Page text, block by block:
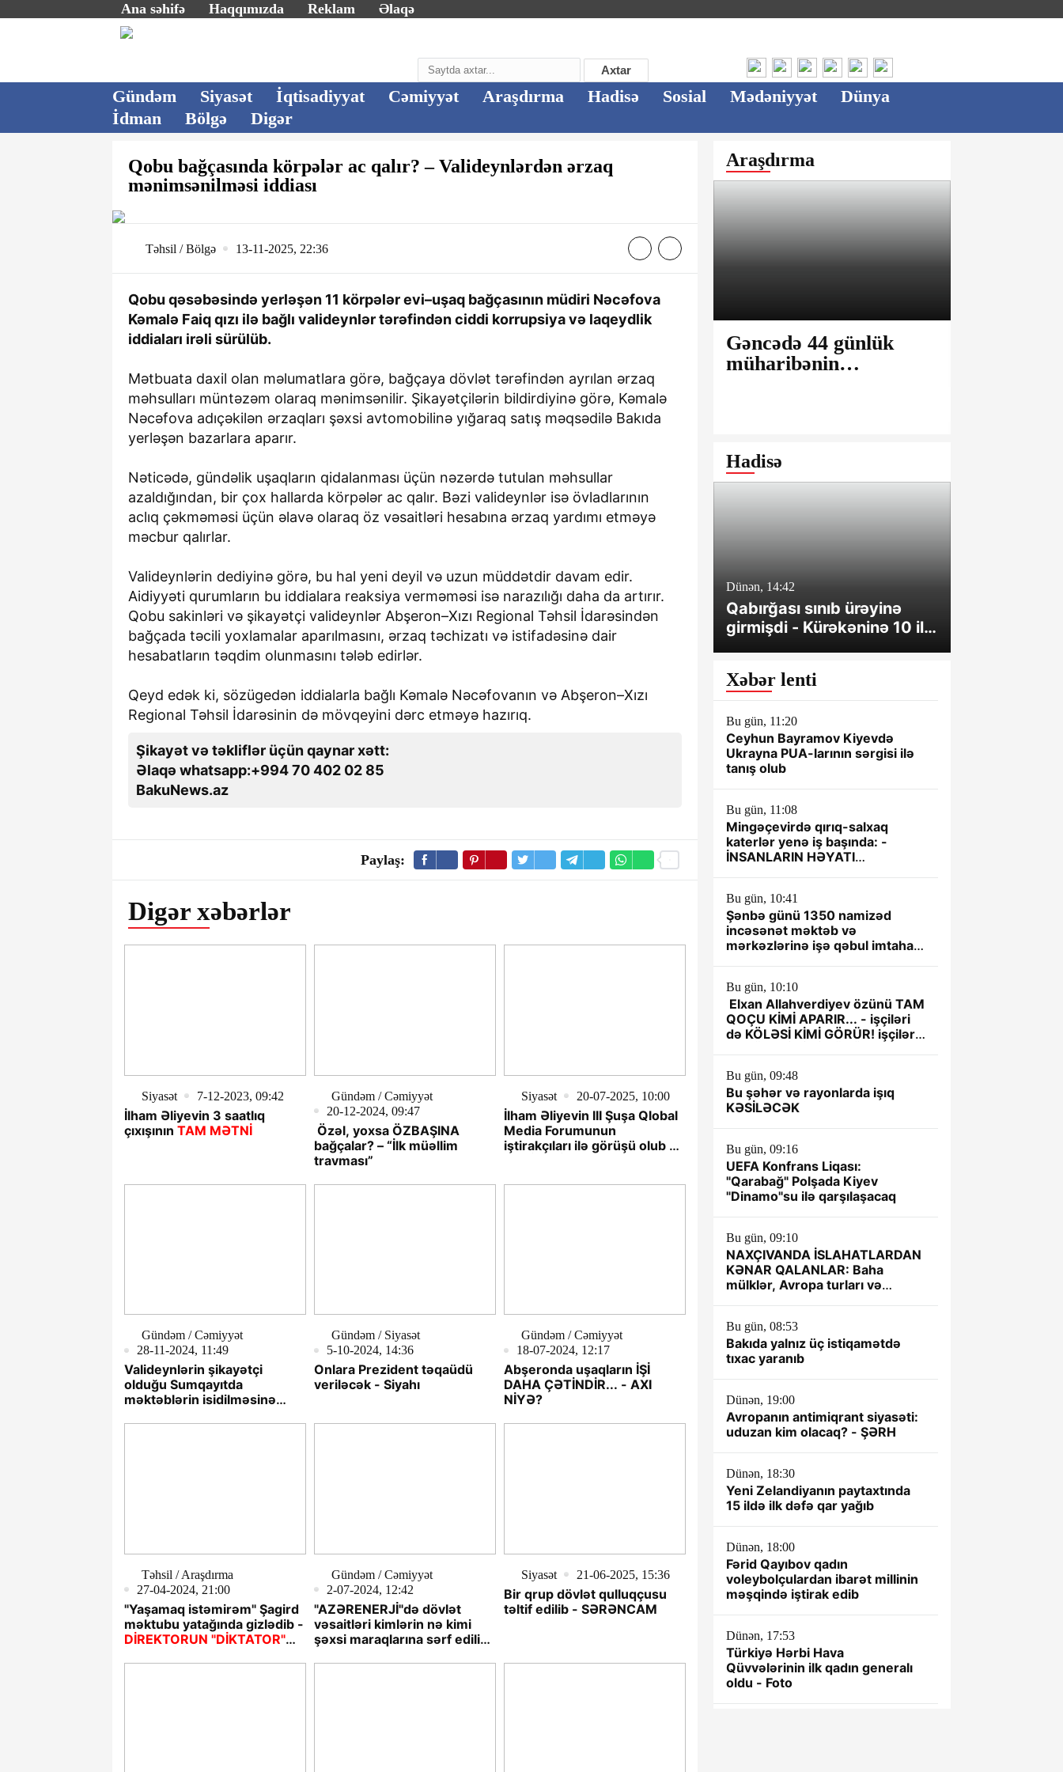
Ana səhifə Haqqımızda Reklam Əlaqə
Axtar
Gündəm Siyasət İqtisadiyyat Cəmiyyət Araşdırma Hadisə Sosial Mədəniyyət
Dünya
İdman
Bölgə Digər
Qobu bağçasında körpələr ac qalır? – Valideynlərdən ərzaq
mənimsənilməsi iddiası
Təhsil / Bölgə 13-11-2025, 22:36
Qobu qəsəbəsində yerləşən 11 körpələr evi–uşaq bağçasının müdiri Nəcəfova
Kəmalə Faiq qızı ilə bağlı valideynlər tərəfindən ciddi korrupsiya və laqeydlik
iddiaları irəli sürülüb.
Mətbuata daxil olan məlumatlara görə, bağçaya dövlət tərəfindən ayrılan ərzaq
məhsulları müntəzəm olaraq mənimsənilir. Şikayətçilərin bildirdiyinə görə, Kəmalə
Nəcəfova adıçəkilən ərzaqları şəxsi avtomobilinə yığaraq satış məqsədilə Bakıda
yerləşən bazarlara aparır.
Nəticədə, gündəlik uşaqların qidalanması üçün nəzərdə tutulan məhsullar
azaldığından, bir çox hallarda körpələr ac qalır. Bəzi valideynlər isə övladlarının
aclıq çəkməməsi üçün əlavə olaraq öz vəsaitləri hesabına ərzaq yardımı etməyə
məcbur qalırlar.
Valideynlərin dediyinə görə, bu hal yeni deyil və uzun müddətdir davam edir.
Aidiyyəti qurumların bu iddialara reaksiya verməməsi isə narazılığı daha da artırır.
Qobu sakinləri və şikayətçi valideynlər Abşeron–Xızı Regional Təhsil İdarəsindən
bağçada təcili yoxlamalar aparılmasını, ərzaq təchizatı və istifadəsinə dair
hesabatların təqdim olunmasını tələb edirlər.
Qeyd edək ki, sözügedən iddialarla bağlı Kəmalə Nəcəfovanın və Abşeron–Xızı
Regional Təhsil İdarəsinin də mövqeyini dərc etməyə hazırıq.
Şikayət və təkliflər üçün qaynar xətt:
Əlaqə whatsapp:+994 70 402 02 85
BakuNews.az
Paylaş:
Digər xəbərlər
Siyasət 7-12-2023, 09:42
İlham Əliyevin 3 saatlıq
çıxışının TAM MƏTNİ
Gündəm / Cəmiyyət
20-12-2024, 09:47
Özəl, yoxsa ÖZBAŞINA
bağçalar? – “İlk müəllim
travması”
Siyasət 20-07-2025, 10:00
İlham Əliyevin III Şuşa Qlobal
Media Forumunun
iştirakçıları ilə görüşü olub -
Gündəm / Cəmiyyət
28-11-2024, 11:49
Valideynlərin şikayətçi
olduğu Sumqayıtda
məktəblərin isidilməsinə
Gündəm / Siyasət
5-10-2024, 14:36
Onlara Prezident təqaüdü
veriləcək - Siyahı
Gündəm / Cəmiyyət
18-07-2024, 12:17
Abşeronda uşaqların İŞİ
DAHA ÇƏTİNDİR... - AXI
NİYƏ?
Təhsil / Araşdırma
27-04-2024, 21:00
"Yaşamaq istəmirəm" Şagird
məktubu yatağında gizlədib -
DİREKTORUN "DİKTATOR"
YARADIB!
Gündəm / Cəmiyyət
2-07-2024, 12:42
"AZƏRENERJİ"də dövlət
vəsaitləri kimlərin nə kimi
şəxsi maraqlarına sərf edilir?
Siyasət 21-06-2025, 15:36
Bir qrup dövlət qulluqçusu
təltif edilib - SƏRƏNCAM
Araşdırma
Gəncədə 44 günlük
müharibənin
Arxitektura Komitəsi -
SAKİNLƏRDƏN
Hadisə
Dünən, 14:42
Qabırğası sınıb ürəyinə
girmişdi - Kürəkəninə 10 il
Xəbər lenti
Bu gün, 11:20
Ceyhun Bayramov Kiyevdə
Ukrayna PUA-larının sərgisi ilə
tanış olub
Bu gün, 11:08
Mingəçevirdə qırıq-salxaq
katerlər yenə iş başında: -
İNSANLARIN HƏYATI
Bu gün, 10:41
Şənbə günü 1350 namizəd
incəsənət məktəb və
mərkəzlərinə işə qəbul imtahanı
Bu gün, 10:10
Elxan Allahverdiyev özünü TAM
QOÇU KİMİ APARIR... - işçiləri
də KÖLƏSİ KİMİ GÖRÜR! işçiləri
Bu gün, 09:48
Bu şəhər və rayonlarda işıq
KƏSİLƏCƏK
Bu gün, 09:16
UEFA Konfrans Liqası:
"Qarabağ" Polşada Kiyev
"Dinamo"su ilə qarşılaşacaq
Bu gün, 09:10
NAXÇIVANDA İSLAHATLARDAN
KƏNAR QALANLAR: Baha
mülklər, Avropa turları və
Bu gün, 08:53
Bakıda yalnız üç istiqamətdə
tıxac yaranıb
Dünən, 19:00
Avropanın antimiqrant siyasəti:
uduzan kim olacaq? - ŞƏRH
Dünən, 18:30
Yeni Zelandiyanın paytaxtında
15 ildə ilk dəfə qar yağıb
Dünən, 18:00
Fərid Qayıbov qadın
voleybolçulardan ibarət millinin
məşqində iştirak edib
Dünən, 17:53
Türkiyə Hərbi Hava
Qüvvələrinin ilk qadın generalı
oldu - Foto